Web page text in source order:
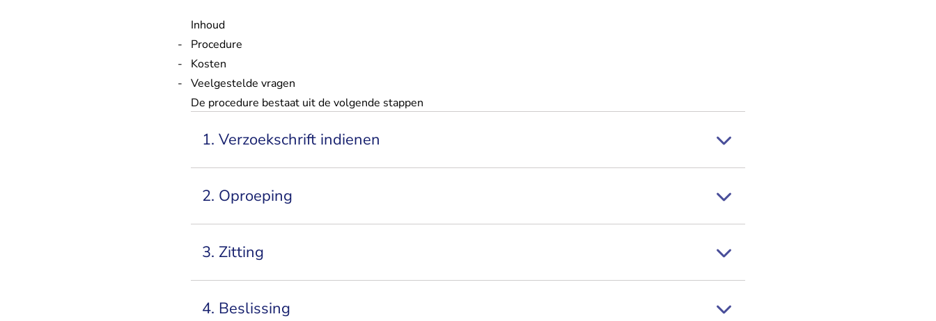
Inhoud
Procedure
Kosten
Veelgestelde vragen
De procedure bestaat uit de volgende stappen
1. Verzoekschrift indienen
2. Oproeping
3. Zitting
4. Beslissing